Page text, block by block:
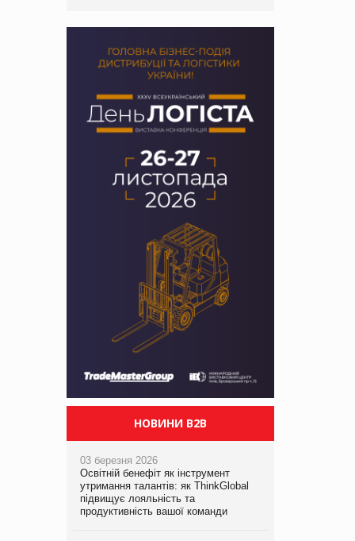
НОВИНИ B2B
03 березня 2026
Освітній бенефіт як інструмент
утримання талантів: як ThinkGlobal
підвищує лояльність та
продуктивність вашої команди